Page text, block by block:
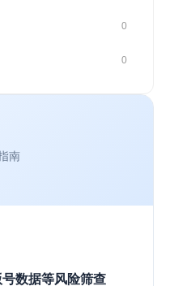
0
0
南
数据等风险筛查